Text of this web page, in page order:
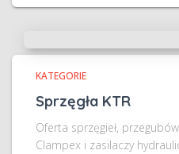
KATEGORIE
Sprzęgła KTR
Oferta sprzęgieł,
Clampex i zasilaczy